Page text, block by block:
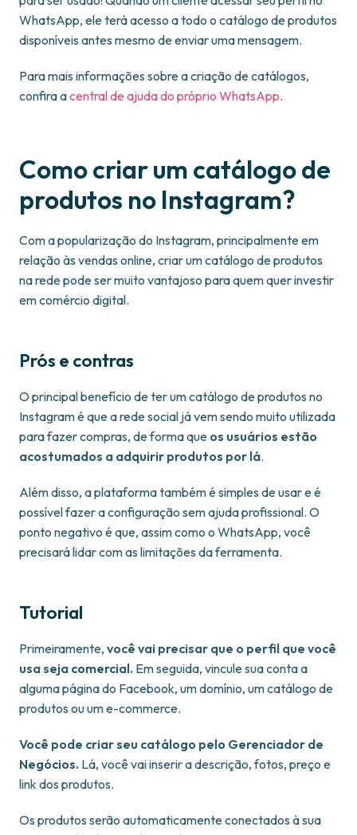
WhatsApp, ele terá acesso a todo o catálogo de produtos
disponíveis antes mesmo de enviar uma mensagem.
Para mais informações sobre a criação de catálogos,
confira acentral de ajuda do próprio WhatsApp.
Como criar um catálogo de
produtos no Instagram?
Com a popularização do Instagram, principalmente em
relação às vendas online, criar um catálogo de produtos
na rede pode ser muito vantajoso para quem quer investir
em comércio digital.
Prós e contras
O principal benefício de ter um catálogo de produtos no
Instagram é que a rede social já vem sendo muito utilizada
para fazer compras, de forma que os usuários estão
acostumados a adquirir produtos por lá.
Além disso, a plataforma também é simples de usar e é
possível fazer a configuração sem ajuda profissional. O
ponto negativo é que, assim como o WhatsApp, você
precisará lidar com as limitações da ferramenta.
Tutorial
Primeiramente, você vai precisar que o perfil que você
usa seja comercial. Em seguida, vincule sua conta a
alguma página do Facebook, um domínio, um catálogo de
produtos ou um e-commerce.
Você pode criar seu catálogo pelo Gerenciador de
Negócios. Lá, você vai inserir a descrição, fotos, preço e
link dos produtos.
Os produtos serão automaticamente conectados à sua